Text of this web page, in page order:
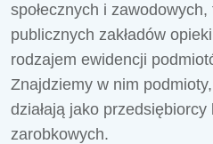
społecznych i
publicznych zakładów
rodzajem ewidencji
Znajdziemy w nim
działają jako przedsiębiorcy
zarobkowych.